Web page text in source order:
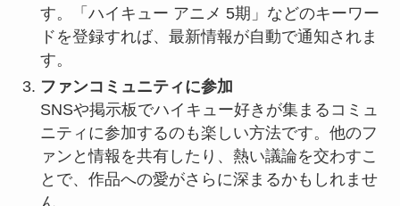
す。「ハイキュー アニメ 5期」などのキーワー
ドを登録すれば、最新情報が自動で通知されま
す。
ファンコミュニティに参加
SNSや掲示板でハイキュー好きが集まるコミュ
ニティに参加するのも楽しい方法です。他のフ
ァンと情報を共有したり、熱い議論を交わすこ
とで、作品への愛がさらに深まるかもしれませ